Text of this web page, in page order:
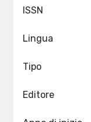
ISSN
Lingua
Tipo
Editore